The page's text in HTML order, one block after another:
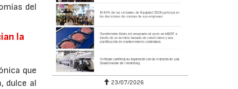
del
la
que
dulce al
23/07/2026